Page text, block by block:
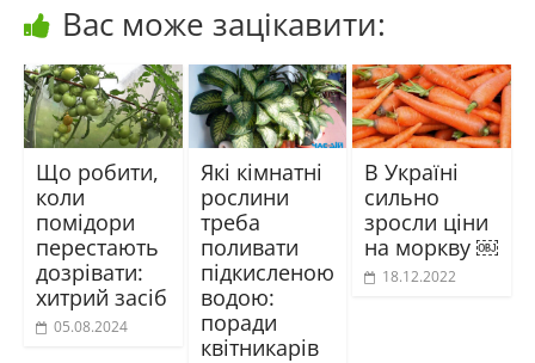
Вас може зацікавити:
Що робити,
коли
помідори
перестають
дозрівати:
хитрий засіб
05.08.2024
Які кімнатні
рослини
треба
поливати
підкисленою
водою:
поради
квітникарів
В Україні
сильно
зросли ціни
на моркву ￼
18.12.2022